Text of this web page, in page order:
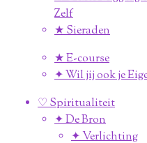
Zelf
★ Sieraden
★ E-course
✦ Wil jij ook je
♡ Spiritualiteit
✦ De Bron
✦ Verlichting